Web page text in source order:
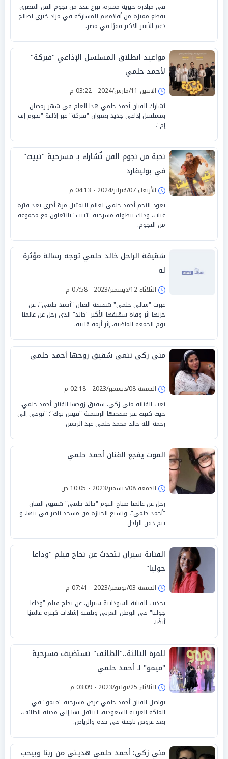
في مبادرة خيرية مميزة، تبرع عدد من نجوم الفن المصري
بقطع مميزة من أفلامهم للمشاركة في مزاد خيري لصالح
دعم الأسر الأكثر فقرًا في مصر.
مواعيد انطلاق المسلسل الإذاعي "فبركة"
لأحمد حلمي
الإثنين 11/مارس/2024 - 03:22 م
يُشارك الفنان أحمد حلمي هذا العام في شهر رمضان
بمسلسل إذاعي جديد بعنوان "فبركة" عبر إذاعة "نجوم إف
إم".
نخبة من نجوم الفن تٌشارك بـ مسرحية "تييت"
في بوليفارد
الأربعاء 07/فبراير/2024 - 04:13 م
يعود النجم أحمد حلمي لعالم التمثيل مرة أخرى بعد فترة
غياب، وذلك ببطولة مسرحية "تييت" بالتعاون مع مجموعة
من النجوم.
شقيقة الراحل خالد حلمي توجه رسالة مؤثرة
له
الثلاثاء 12/ديسمبر/2023 - 07:58 م
عبرت "سالي حلمي" شقيقة الفنان "أحمد حلمي"، عن
حزنها إثر وفاة شقيقها الأكبر "خالد" الذي رحل عن عالمنا
يوم الجمعة الماضية، إثر أزمه قلبية.
منى زكى تنعى شقيق زوجها أحمد حلمى
الجمعة 08/ديسمبر/2023 - 02:18 م
نعت الفنانة منى زكي، شقيق زوجها الفنان أحمد حلمي،
حيث كتبت عبر صفحتها الرسمية "فيس بوك": "توفى إلى
رحمة الله خالد محمد حلمي عبد الرحمن
الموت يفجع الفنان أحمد حلمي
الجمعة 08/ديسمبر/2023 - 10:05 ص
رحل عن عالمنا صباح اليوم "خالد حلمى" شقيق الفنان
"أحمد حلمى"، وتشيع الجنازة من مسجد ناصر فى بنها، و
يتم دفن الراحل
الفنانة سيران تتحدث عن نجاح فيلم "وداعا
جوليا"
الجمعة 03/نوفمبر/2023 - 07:41 م
تحدثت الفنانة السودانية سيران، عن نجاح فيلم "وداعا
جوليا" في الوطن العربي وتلقيه إشادات كبيرة عالميًا
أيضًا.
للمرة الثالثة.."الطائف" تستضيف مسرحية
"ميمو" لـ أحمد حلمي
الثلاثاء 25/يوليو/2023 - 03:09 م
يواصل الفنان أحمد حلمي عرض مسرحية "ميمو" في
الملكة العربية السعودية، لينتقل بها إلى مدينة الطائف،
بعد عروض ناجحة في جدة والرياض.
مني زكي: أحمد حلمي هديتي من ربنا وبيحب